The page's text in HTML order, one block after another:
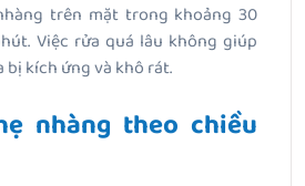
trên mặt trong khoảng 30
Việc rửa quá lâu không giúp
bị kích ứng và khô rát.
nhàng theo chiều